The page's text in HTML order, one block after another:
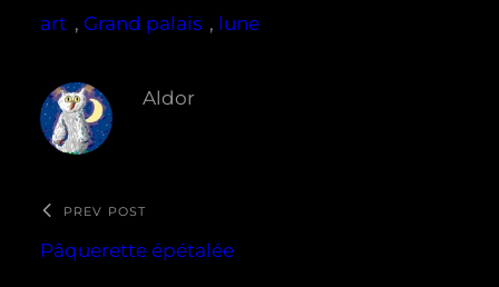
art , Grand palais , lune
Aldor
PREV POST
Pâquerette épétalée